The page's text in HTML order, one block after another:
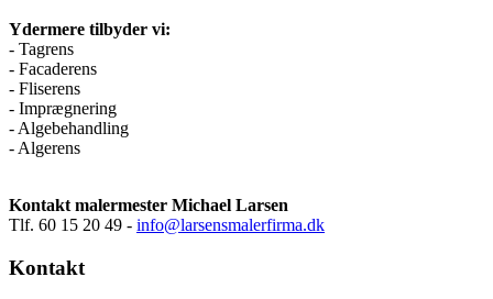
Ydermere tilbyder vi:
- Tagrens
- Facaderens
- Fliserens
- Imprægnering
- Algebehandling
- Algerens
Kontakt malermester Michael Larsen
Tlf. 60 15 20 49 - info@larsensmalerfirma.dk
Kontakt